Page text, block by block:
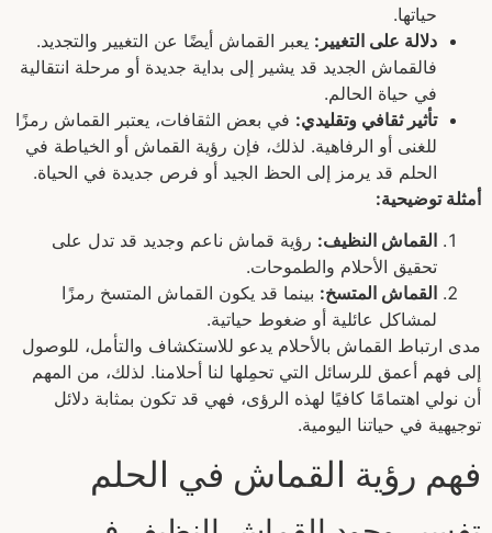
حياتها.
دلالة على التغيير: يعبر القماش أيضًا عن التغيير والتجديد.
فالقماش الجديد قد يشير إلى بداية جديدة أو مرحلة انتقالية
في حياة الحالم.
تأثير ثقافي وتقليدي: في بعض الثقافات، يعتبر القماش رمزًا
للغنى أو الرفاهية. لذلك، فإن رؤية القماش أو الخياطة في
الحلم قد يرمز إلى الحظ الجيد أو فرص جديدة في الحياة.
أمثلة توضيحية:
القماش النظيف: رؤية قماش ناعم وجديد قد تدل على
تحقيق الأحلام والطموحات.
القماش المتسخ: بينما قد يكون القماش المتسخ رمزًا
لمشاكل عائلية أو ضغوط حياتية.
مدى ارتباط القماش بالأحلام يدعو للاستكشاف والتأمل، للوصول
إلى فهم أعمق للرسائل التي تحمِلها لنا أحلامنا. لذلك، من المهم
أن نولي اهتمامًا كافيًا لهذه الرؤى، فهي قد تكون بمثابة دلائل
توجيهية في حياتنا اليومية.
فهم رؤية القماش في الحلم